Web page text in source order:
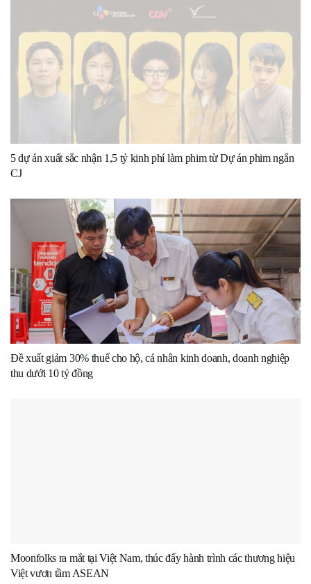
5 dự án xuất sắc nhận 1,5 tỷ kinh phí làm phim từ Dự án phim ngắn
CJ
Đề xuất giảm 30% thuế cho hộ, cá nhân kinh doanh, doanh nghiệp
thu dưới 10 tỷ đồng
Moonfolks ra mắt tại Việt Nam, thúc đẩy hành trình các thương hiệu
Việt vươn tầm ASEAN